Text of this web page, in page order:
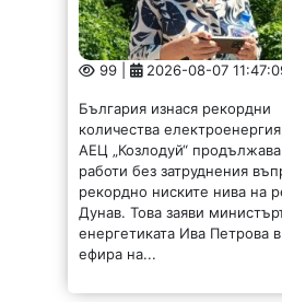
99 | 2026-08-07
България изнася рекордни
количества
АЕЦ „Козлодуй“
работи без затруднения
рекордно ниските нива на
Дунав. Това заяви
енергетиката Ива Петрова в
ефира на...